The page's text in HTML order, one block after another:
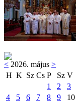
< 2026. május >
H K Sz Cs P Sz V
1
2
3
4
5 6 7 8 9
10